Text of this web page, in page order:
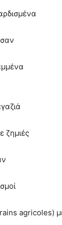
ζημιές
agricoles)